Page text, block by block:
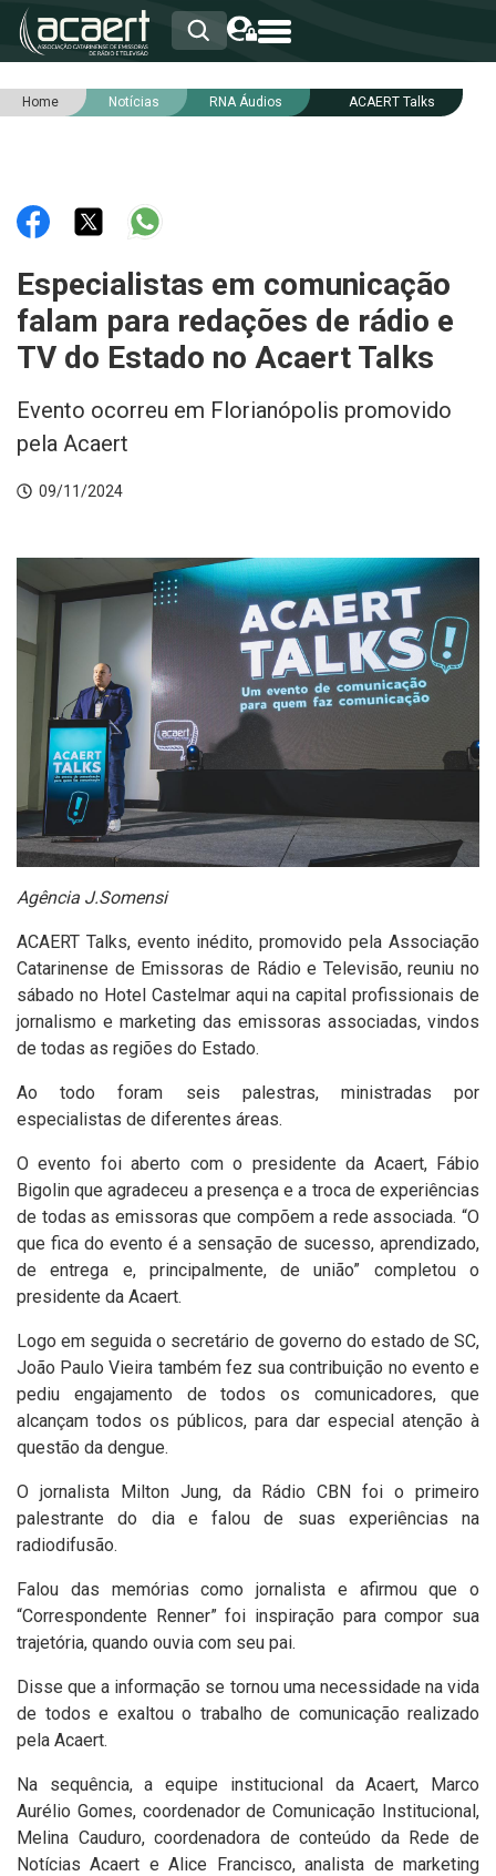
HOME
RNA
NOTÍCIAS
SERVIÇOS
INTEGRIDADE
Home Notícias RNA Áudios ACAERT Talks
Especialistas em comunicação
falam para redações de rádio e
TV do Estado no Acaert Talks
Evento ocorreu em Florianópolis promovido
pela Acaert
09/11/2024
Agência J.Somensi
ACAERT Talks, evento inédito, promovido pela Associação
Catarinense de Emissoras de Rádio e Televisão, reuniu no
sábado no Hotel Castelmar aqui na capital profissionais de
jornalismo e marketing das emissoras associadas, vindos
de todas as regiões do Estado.
Ao todo foram seis palestras, ministradas por
especialistas de diferentes áreas.
O evento foi aberto com o presidente da Acaert, Fábio
Bigolin que agradeceu a presença e a troca de experiências
de todas as emissoras que compõem a rede associada. “O
que fica do evento é a sensação de sucesso, aprendizado,
de entrega e, principalmente, de união” completou o
presidente da Acaert.
Logo em seguida o secretário de governo do estado de SC,
João Paulo Vieira também fez sua contribuição no evento e
pediu engajamento de todos os comunicadores, que
alcançam todos os públicos, para dar especial atenção à
questão da dengue.
O jornalista Milton Jung, da Rádio CBN foi o primeiro
palestrante do dia e falou de suas experiências na
radiodifusão.
Falou das memórias como jornalista e afirmou que o
“Correspondente Renner” foi inspiração para compor sua
trajetória, quando ouvia com seu pai.
Disse que a informação se tornou uma necessidade na vida
de todos e exaltou o trabalho de comunicação realizado
pela Acaert.
Na sequência, a equipe institucional da Acaert, Marco
Aurélio Gomes, coordenador de Comunicação Institucional,
Melina Cauduro, coordenadora de conteúdo da Rede de
Notícias Acaert e Alice Francisco, analista de marketing